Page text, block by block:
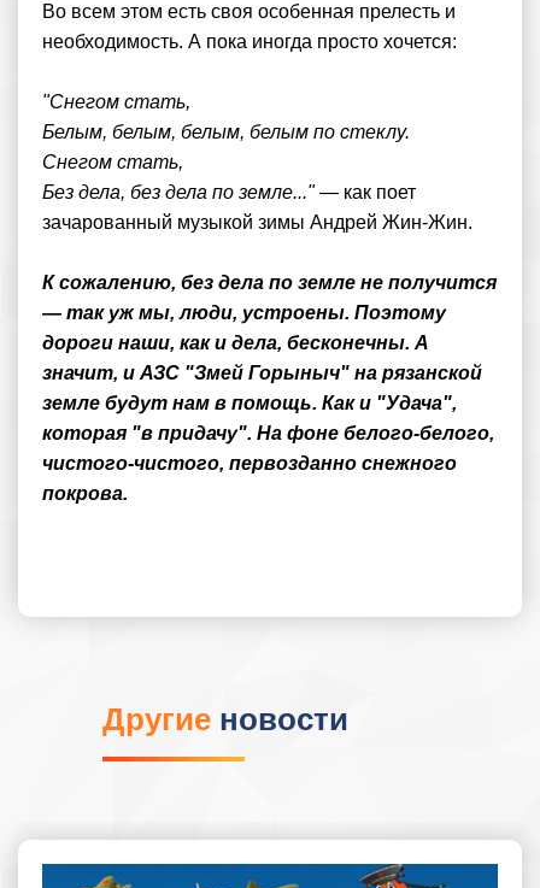
Во всем этом есть своя особенная прелесть и
необходимость. А пока иногда просто хочется:
"Снегом стать,
Белым, белым, белым, белым по стеклу.
Снегом стать,
Без дела, без дела по земле..."— как поет
зачарованный музыкой зимы Андрей Жин-Жин.
К сожалению, без дела по земле не получится
— так уж мы, люди, устроены. Поэтому
дороги наши, как и дела, бесконечны. А
значит, и АЗС "Змей Горыныч" на рязанской
земле будут нам в помощь. Как и "Удача",
которая "в придачу". На фоне белого-белого,
чистого-чистого, первозданно снежного
покрова.
Другие новости